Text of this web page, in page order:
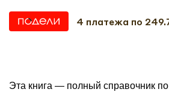
4 платежа по
Эта книга — полный справочник